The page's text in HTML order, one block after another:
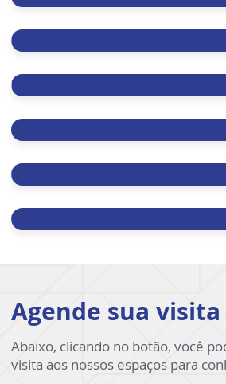
Agende sua visita
Abaixo, clicando no botão, você
visita aos nossos espaços para